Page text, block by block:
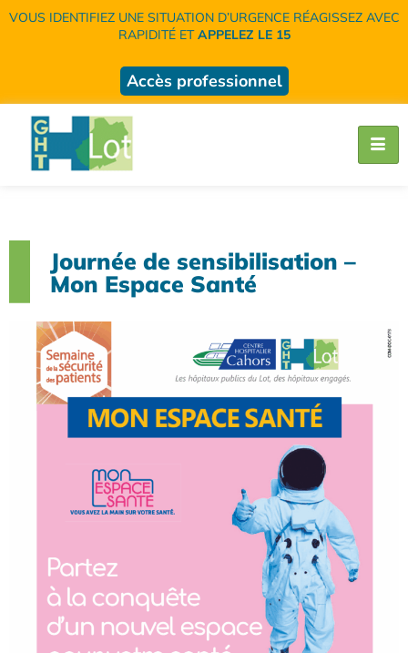
VOUS IDENTIFIEZ UNE SITUATION D’URGENCE RÉAGISSEZ AVEC
RAPIDITÉ ETAPPELEZ LE 15
Accès professionnel
Journée de sensibilisation –
Mon Espace Santé